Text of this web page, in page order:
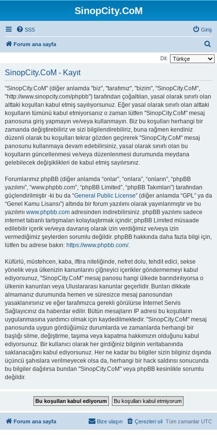
SinopCity.CoM
SSS Giriş
Forum ana sayfa
r
Dil:
SinopCity.CoM - Kayıt
"SinopCity.CoM" (diğer anlamda "biz", "tarafımız", "bizim", "SinopCity.CoM",
"http://www.sinopcity.com/phpbb") tarafından çoğaltılan, yasal olarak sınırlı olan
alttaki koşulları kabul etmiş sayılıyorsunuz. Eğer yasal olarak sınırlı olan alttaki
koşulların tümünü kabul etmiyorsanız o zaman lütfen "SinopCity.CoM" mesaj
panosuna giriş yapmayın ve/veya kullanmayın. Biz bu koşulları herhangi bir
zamanda değiştirebiliriz ve sizi bilgilendirebiliriz, buna rağmen kendiniz
düzenli olarak bu koşulları tekrar gözden geçirerek "SinopCity.CoM" mesaj
panosunu kullanmaya devam edebilirsiniz, yasal olarak sınırlı olan bu
koşulların güncellenmesi ve/veya düzenlenmesi durumunda meydana
gelebilecek değişiklikleri de kabul etmiş sayılırsınız.
Forumlarımız phpBB (diğer anlamda “onlar”, “onlara”, “onların”, “phpBB
yazılımı”, “www.phpbb.com”, “phpBB Limited”, “phpBB Takımları”) tarafından
güçlendirilmiştir -ki bu da “General Public License” (diğer anlamda “GPL” ya da
“Genel Kamu Lisansı”) altında bir forum yazılımı olarak yayınlanmıştır ve bu
yazılımı www.phpbb.com adresinden indirebilirsiniz. phpBB yazılımı sadece
internet tabanlı tartışmaları kolaylaştırmak içindir; phpBB Limited müsaade
edilebilir içerik ve/veya davranış olarak izin verdiğimiz ve/veya izin
vermediğimiz şeylerden sorumlu değildir. phpBB hakkında daha fazla bilgi için,
lütfen bu adrese bakın: https://www.phpbb.com/.
Küfürlü, müstehcen, kaba, iftira niteliğinde, nefret dolu, tehdit edici, sekse
yönelik veya ülkenizin kanunlarını çiğneyici içerikler göndermemeyi kabul
ediyorsunuz, "SinopCity.CoM" mesaj panosu hangi ülkede barındırılıyorsa o
ülkenin kanunları veya Uluslararası kanunlar geçerlidir. Bunları dikkate
almamanız durumunda hemen ve süresizce mesaj panosundan
yasaklanırsınız ve eğer tarafımızca gerekli görülürse İnternet Servis
Sağlayıcınız da haberdar edilir. Bütün mesajların IP adresi bu koşulların
uygulanmasına yardımcı olmak için kaydedilmektedir. "SinopCity.CoM" mesaj
panosunda uygun gördüğümüz durumlarda ve zamanlarda herhangi bir
başlığı silme, değiştirme, taşıma veya kapatma hakkımızın olduğunu kabul
ediyorsunuz. Bir kullanıcı olarak her girdiğiniz bilginin veritabanında
saklanacağını kabul ediyorsunuz. Her ne kadar bu bilgiler sizin bilginiz dışında
üçüncü şahıslara verilmeyecek olsa da, herhangi bir hack saldırısı sonucunda
bu bilgiler dağılırsa bundan "SinopCity.CoM" veya phpBB kesinlikle sorumlu
değildir.
Forum ana sayfa Tüm zamanlar UTC
Çerezleri sil
Bize ulaşın